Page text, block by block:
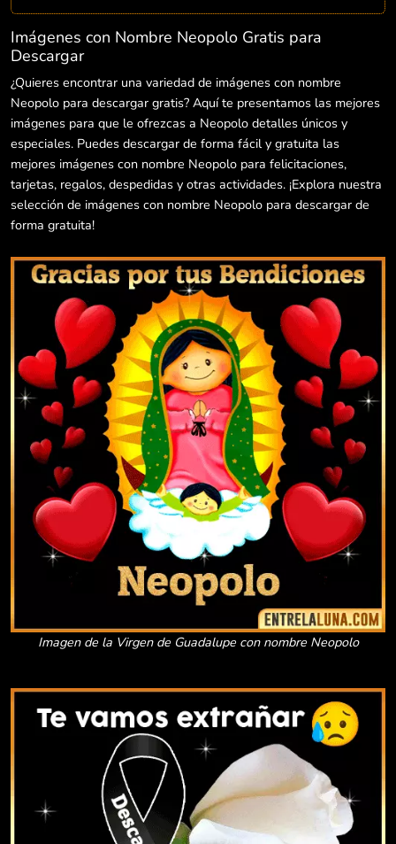
Imágenes con Nombre Neopolo Gratis para
Descargar
¿Quieres encontrar una variedad de imágenes con nombre
Neopolo para descargar gratis? Aquí te presentamos las mejores
imágenes para que le ofrezcas a Neopolo detalles únicos y
especiales. Puedes descargar de forma fácil y gratuita las
mejores imágenes con nombre Neopolo para felicitaciones,
tarjetas, regalos, despedidas y otras actividades. ¡Explora nuestra
selección de imágenes con nombre Neopolo para descargar de
forma gratuita!
Imagen de la Virgen de Guadalupe con nombre Neopolo